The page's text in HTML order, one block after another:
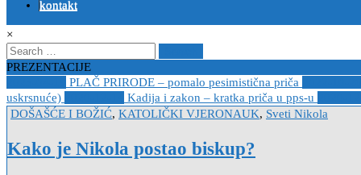
kontakt
×
Search
for:
PREZENTACIJE
PLAČ PRIRODE – pomalo pesimistična priča
uskrsnuće)
Kadija i zakon – kratka priča u pps-u
Posted
DOŠAŠĆE I BOŽIĆ, KATOLIČKI VJERONAUK, Sveti Nikola
Kako je Nikola postao biskup?